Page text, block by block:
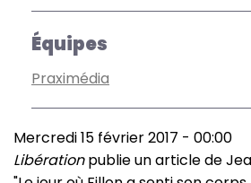
Équipes
Praximédia
Mercredi 15 février 2017 - 00:00
Libérationpublie un article de